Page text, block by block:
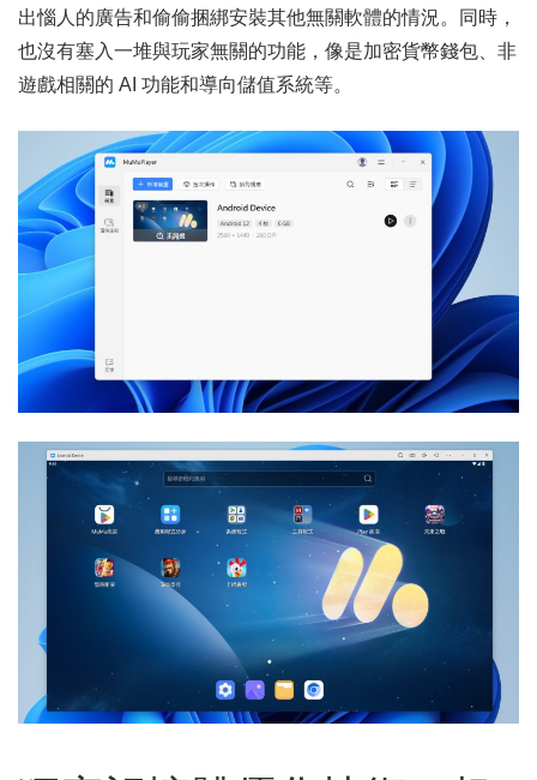
出惱人的廣告和偷偷捆綁安裝其他無關軟體的情況。同時，
也沒有塞入一堆與玩家無關的功能，像是加密貨幣錢包、非
遊戲相關的 AI 功能和導向儲值系統等。